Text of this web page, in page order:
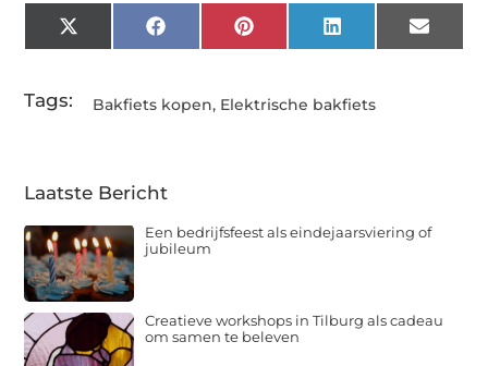
X
(Twitter)
FacebookPinterestLinkedInEmail
Tags: Bakfiets kopen, Elektrische bakfiets
Laatste Bericht
Een bedrijfsfeest als eindejaarsviering of
jubileum
Creatieve workshops in Tilburg als cadeau
om samen te beleven